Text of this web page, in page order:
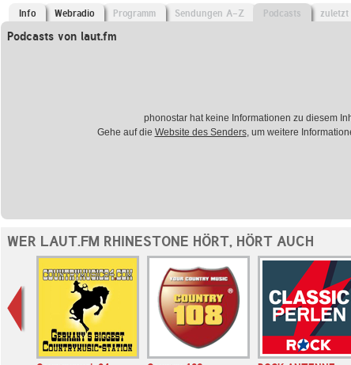
Info Webradio Programm Sendungen A-Z Podcasts
Podcasts von laut.fm
phonostar hat keine Informationen zu diesem
Gehe auf die Website des Senders, um weitere
WER LAUT.FM RHINESTONE HÖRT, HÖRT AUCH